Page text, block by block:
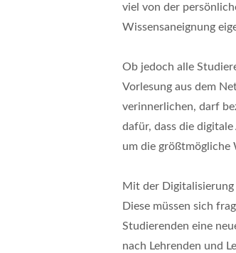
viel von der
Wissensaneignung
Ob jedoch alle
Vorlesung aus dem
verinnerlichen, darf
dafür, dass die
um die größtmögliche
Mit der Digitalisierung
Diese müssen sich
Studierenden eine
nach Lehrenden und